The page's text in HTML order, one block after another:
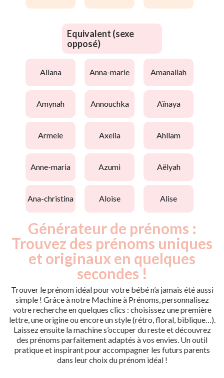
Equivalent (sexe
opposé)
aliana anna-marie amanallah
amynah annouchka aïnaya
armele axelia ahllam
anne-maria azumi aëlyah
ana-christina aloise alise
Générateur de prénoms :
Trouvez des prénoms uniques
et originaux en quelques
secondes !
Trouver le prénom idéal pour votre bébé n’a jamais été aussi
simple ! Grâce à notre Machine à Prénoms, personnalisez
votre recherche en quelques clics : choisissez une première
lettre, une origine ou encore un style (rétro, floral, biblique…).
Laissez ensuite la machine s’occuper du reste et découvrez
des prénoms parfaitement adaptés à vos envies. Un outil
pratique et inspirant pour accompagner les futurs parents
dans leur choix du prénom idéal !